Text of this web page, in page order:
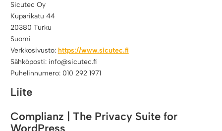
Sicutec Oy
Kuparikatu 44
20380 Turku
Suomi
Verkkosivusto: https://www.sicutec.fi
Sähköposti: info@sicutec.fi
Puhelinnumero: 010 292 1971
Liite
Complianz | The Privacy Suite for